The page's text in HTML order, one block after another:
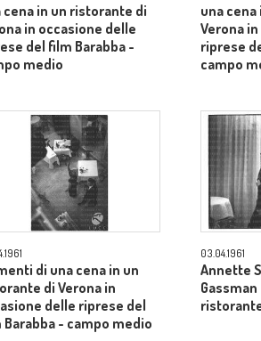
cena in un ristorante di
in occasione delle
del film Barabba -
medio
una
Verona
riprese
campo
di una cena in un
di Verona in
delle riprese del
Barabba - campo medio
03.04.1961
Annette